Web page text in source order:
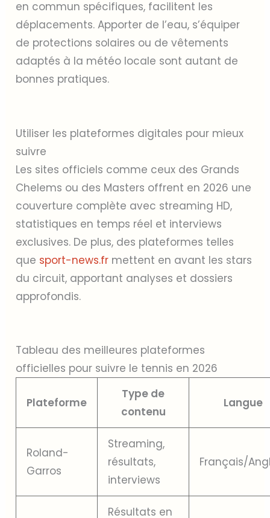
en commun spécifiques, facilitent les
déplacements. Apporter de l’eau, s’équiper
de protections solaires ou de vêtements
adaptés à la météo locale sont autant de
bonnes pratiques.
Utiliser les plateformes digitales pour mieux
suivre
Les sites officiels comme ceux des Grands
Chelems ou des Masters offrent en 2026 une
couverture complète avec streaming HD,
statistiques en temps réel et interviews
exclusives. De plus, des plateformes telles
que sport-news.fr mettent en avant les stars
du circuit, apportant analyses et dossiers
approfondis.
Tableau des meilleures plateformes
officielles pour suivre le tennis en 2026
Plateforme
Type de
contenu
Langue
Roland-
Garros
Streaming,
résultats,
interviews
Français/
Résultats en